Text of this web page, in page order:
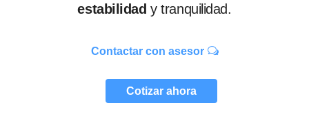
estabilidad ytranquilidad.
Contactar con asesor
Cotizar ahora